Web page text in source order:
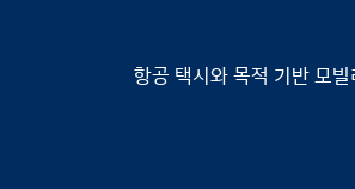
항공 택시와 목적 기반 모